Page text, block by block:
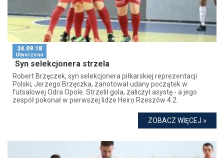
24.09.18
Utworzono
Syn selekcjonera strzela
Robert Brzęczek, syn selekcjonera piłkarskiej reprezentacji
Polski, Jerzego Brzęczka, zanotował udany początek w
futsalowej Odra Opole. Strzelił gola, zaliczył asystę - a jego
zespół pokonał w pierwszej lidze Heiro Rzeszów 4:2.
ZOBACZ WIĘCEJ »